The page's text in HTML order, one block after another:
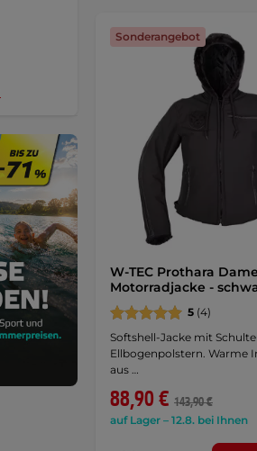
Sonderangebot
W-TEC Prothara
Motorradjacke -
5 (4)
Softshell-Jacke mit
Ellbogenpolstern. Warme
aus …
88,90 € 143,90 €
auf Lager – 12.8. bei Ihnen